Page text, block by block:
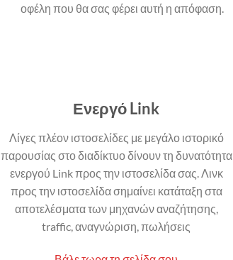
οφέλη που θα σας φέρει αυτή η απόφαση.
Ενεργό Link
Λίγες πλέον ιστοσελίδες με μεγάλο ιστορικό
παρουσίας στο διαδίκτυο δίνουν τη δυνατότητα
ενεργού Link προς την ιστοσελίδα σας. Λινκ
προς την ιστοσελίδα σημαίνει κατάταξη στα
αποτελέσματα των μηχανών αναζήτησης,
traffic, αναγνώριση, πωλήσεις